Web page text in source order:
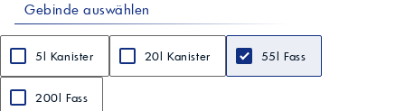
92,1
min. 90
Dichte bei 15 °C
686,1 kg/m³
min. 680 – max. 720 kg/m³
Bleigehalt
Gebinde auswählen
5l Kanister 20l Kanister 55l Fass
200l Fass